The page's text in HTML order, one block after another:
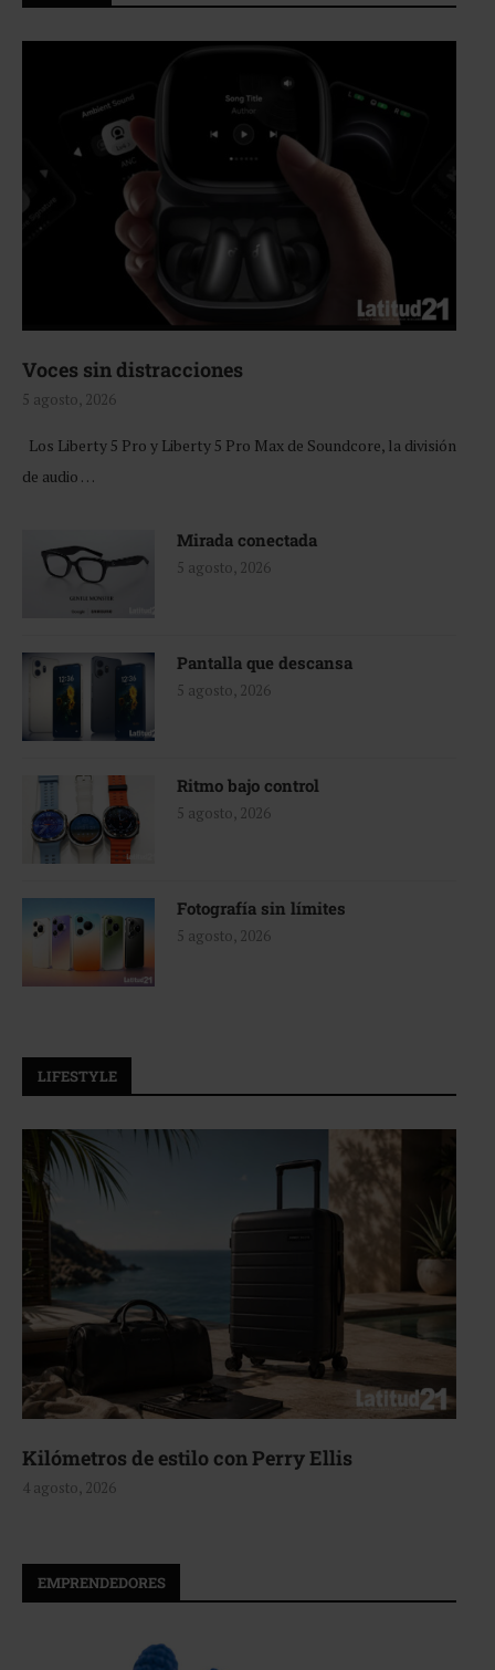
Voces sin distracciones
5 agosto, 2026
Los Liberty 5 Pro y Liberty 5 Pro Max de Soundcore, la división
de audio …
Mirada conectada
5 agosto, 2026
Pantalla que descansa
5 agosto, 2026
Ritmo bajo control
5 agosto, 2026
Fotografía sin límites
5 agosto, 2026
LIFESTYLE
Perry Ellis Aerie, texturas
EMPRENDEDORES